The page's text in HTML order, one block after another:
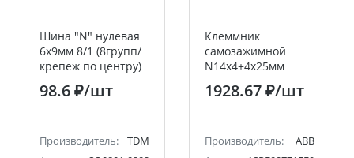
Шина "N" нулевая
6х9мм 8/1 (8групп/
крепеж по центру)
инд. стикер TDM
98.6 ₽/шт
Производитель:
TDM
Клеммник
самозажимной
N14х4+4х25мм
ZK144B 1 5.93 29.65
ABB
1928.67 ₽/шт
Производитель:
ABB